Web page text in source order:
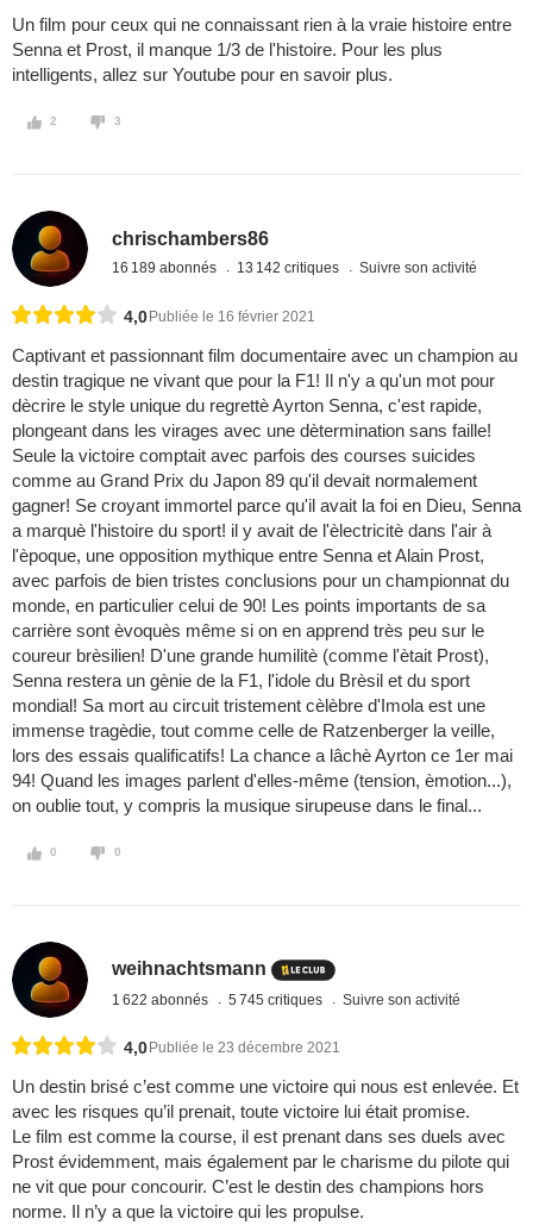
Un film pour ceux qui ne connaissant rien à la vraie histoire entre
Senna et Prost, il manque 1/3 de l'histoire. Pour les plus
intelligents, allez sur Youtube pour en savoir plus.
2 3
chrischambers86
16 189 abonnés 13 142 critiques Suivre son activité
4,0 Publiée le 16 février 2021
Captivant et passionnant film documentaire avec un champion au
destin tragique ne vivant que pour la F1! Il n'y a qu'un mot pour
dècrire le style unique du regrettè Ayrton Senna, c'est rapide,
plongeant dans les virages avec une dètermination sans faille!
Seule la victoire comptait avec parfois des courses suicides
comme au Grand Prix du Japon 89 qu'il devait normalement
gagner! Se croyant immortel parce qu'il avait la foi en Dieu, Senna
a marquè l'histoire du sport! il y avait de l'èlectricitè dans l'air à
l'èpoque, une opposition mythique entre Senna et Alain Prost,
avec parfois de bien tristes conclusions pour un championnat du
monde, en particulier celui de 90! Les points importants de sa
carrière sont èvoquès même si on en apprend très peu sur le
coureur brèsilien! D'une grande humilitè (comme l'ètait Prost),
Senna restera un gènie de la F1, l'idole du Brèsil et du sport
mondial! Sa mort au circuit tristement cèlèbre d'Imola est une
immense tragèdie, tout comme celle de Ratzenberger la veille,
lors des essais qualificatifs! La chance a lâchè Ayrton ce 1er mai
94! Quand les images parlent d'elles-même (tension, èmotion...),
on oublie tout, y compris la musique sirupeuse dans le final...
0 0
weihnachtsmann
1 622 abonnés 5 745 critiques Suivre son activité
4,0 Publiée le 23 décembre 2021
Un destin brisé c’est comme une victoire qui nous est enlevée. Et
avec les risques qu’il prenait, toute victoire lui était promise.
Le film est comme la course, il est prenant dans ses duels avec
Prost évidemment, mais également par le charisme du pilote qui
ne vit que pour concourir. C’est le destin des champions hors
norme. Il n’y a que la victoire qui les propulse.